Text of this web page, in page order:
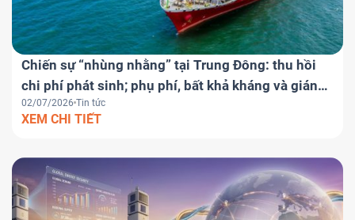
Chiến sự “nhùng nhằng” tại Trung Đông: thu hồi
chi phí phát sinh; phụ phí, bất khả kháng và gián
đoạn hợp đồng
02/07/2026 Tin tức
XEM CHI TIẾT